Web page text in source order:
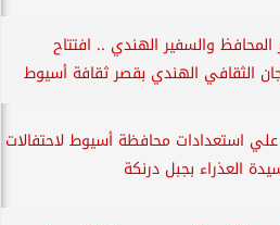
والسفير الهندي .. افتتاح
الثقافي الهندي بقصر ثقافة أسيوط
استعدادات محافظة أسيوط لاحتفالات
العذراء بجبل درنكة